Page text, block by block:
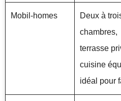
Mobil-homes
Deux à
chambres,
terrasse
cuisine
idéal pour